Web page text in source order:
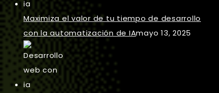
Maximiza el valor de tu tiempo de desarrollo
con la automatización de IAmayo 13, 2025